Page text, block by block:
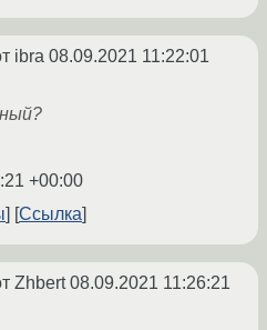
ibra 08.09.2021 11:22:01
+00:00
Ссылка
Zhbert08.09.2021 11:26:21